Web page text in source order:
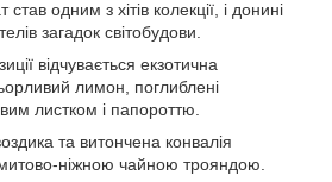
одним з хітів колекції, і донині
загадок світобудови.
відчувається екзотична
лимон, поглиблені
листком і папороттю.
та витончена конвалія
ніжною чайною трояндою.